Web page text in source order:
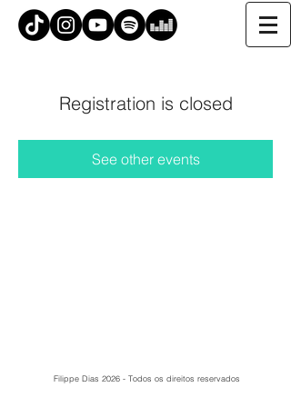
Registration is closed
See other events
Filippe Dias 2026 - Todos os direitos reservados